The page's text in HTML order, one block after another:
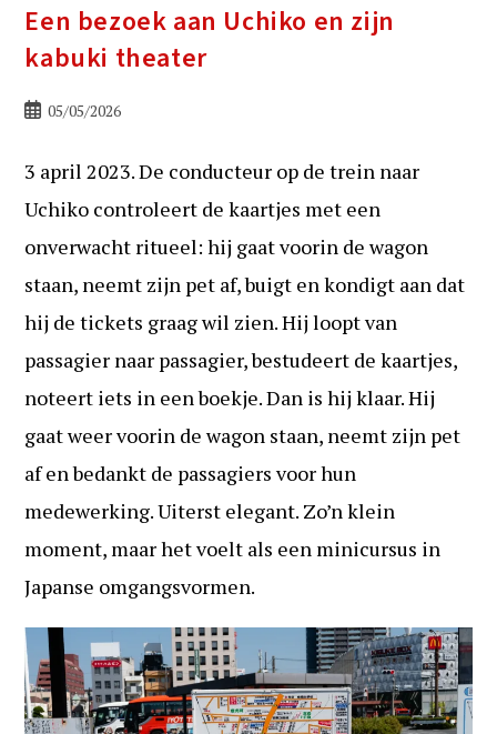
Een bezoek aan Uchiko en zijn
kabuki theater
Bericht05/05/2026
3 april 2023. De conducteur op de trein naar
Uchiko controleert de kaartjes met een
onverwacht ritueel: hij gaat voorin de wagon
staan, neemt zijn pet af, buigt en kondigt aan dat
hij de tickets graag wil zien. Hij loopt van
passagier naar passagier, bestudeert de kaartjes,
noteert iets in een boekje. Dan is hij klaar. Hij
gaat weer voorin de wagon staan, neemt zijn pet
af en bedankt de passagiers voor hun
medewerking. Uiterst elegant. Zo’n klein
moment, maar het voelt als een minicursus in
Japanse omgangsvormen.